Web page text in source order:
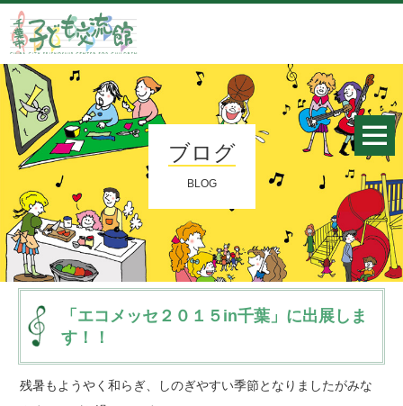
ブログ
BLOG
「エコメッセ２０１５in千葉」に出展しま
す！！
残暑もようやく和らぎ、しのぎやすい季節となりましたがみな